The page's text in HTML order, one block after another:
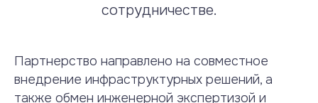
сотрудничестве.
Партнерство направлено на совместное
внедрение инфраструктурных решений, а
также обмен инженерной экспертизой и